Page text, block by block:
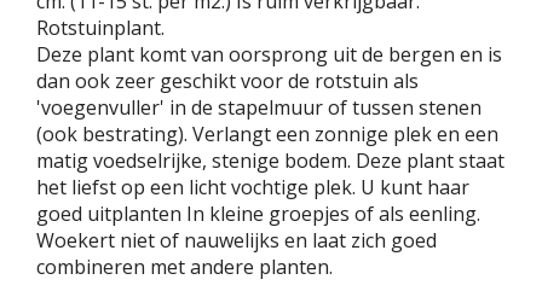
Rotstuinplant.
Deze plant komt van oorsprong uit de bergen en is
dan ook zeer geschikt voor de rotstuin als
'voegenvuller' in de stapelmuur of tussen stenen
(ook bestrating). Verlangt een zonnige plek en een
matig voedselrijke, stenige bodem. Deze plant staat
het liefst op een licht vochtige plek. U kunt haar
goed uitplanten In kleine groepjes of als eenling.
Woekert niet of nauwelijks en laat zich goed
combineren met andere planten.